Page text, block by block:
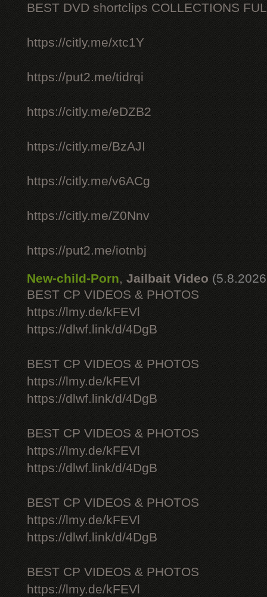
BEST DVD shortclips COLLECTIONS
https://citly.me/xtc1Y
https://put2.me/tidrqi
https://citly.me/eDZB2
https://citly.me/BzAJI
https://citly.me/v6ACg
https://citly.me/Z0Nnv
https://put2.me/iotnbj
New-child-Porn, Jailbait Video
BEST CP VIDEOS & PHOTOS
https://lmy.de/kFEVl
https://dlwf.link/d/4DgB
BEST CP VIDEOS & PHOTOS
https://lmy.de/kFEVl
https://dlwf.link/d/4DgB
BEST CP VIDEOS & PHOTOS
https://lmy.de/kFEVl
https://dlwf.link/d/4DgB
BEST CP VIDEOS & PHOTOS
https://lmy.de/kFEVl
https://dlwf.link/d/4DgB
BEST CP VIDEOS & PHOTOS
https://lmy.de/kFEVl